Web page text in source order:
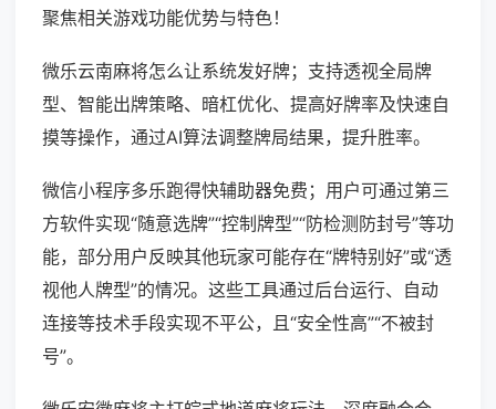
聚焦相关游戏功能优势与特色！
微乐云南麻将怎么让系统发好牌；支持透视全局牌
型、智能出牌策略、暗杠优化、提高好牌率及快速自
摸等操作，通过AI算法调整牌局结果，提升胜率。
微信小程序多乐跑得快辅助器免费；用户可通过第三
方软件实现“随意选牌”“控制牌型”“防检测防封号”等功
能，部分用户反映其他玩家可能存在“牌特别好”或“透
视他人牌型”的情况。这些工具通过后台运行、自动
连接等技术手段实现不平公，且“安全性高”“不被封
号”。